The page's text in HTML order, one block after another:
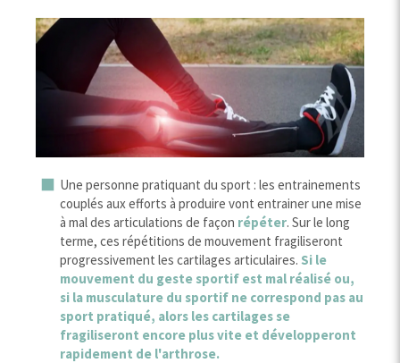
Une personne pratiquant du sport : les entrainements
couplés aux efforts à produire vont entrainer une mise
à mal des articulations de façon répéter. Sur le long
terme, ces répétitions de mouvement fragiliseront
progressivement les cartilages articulaires. Si le
mouvement du geste sportif est mal réalisé ou,
si la musculature du sportif ne correspond pas au
sport pratiqué, alors les cartilages se
fragiliseront encore plus vite et développeront
rapidement de l'arthrose.